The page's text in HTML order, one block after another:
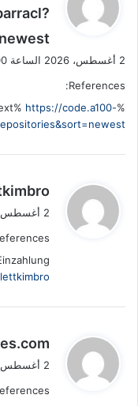
و
ل
2 أغسطس، 2026 الساعة 3:00 م
References:
%random_anchor_text%
https://code.a100-
ي
ق
ل
2 أغسطس، 2026 الساعة 3:16 م
ي
ق
ل
2 أغسطس، 2026 الساعة 8:05 م